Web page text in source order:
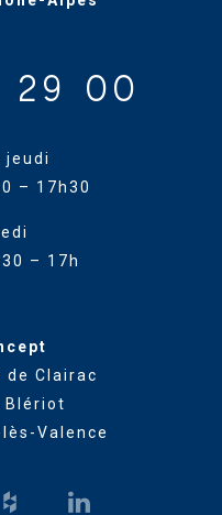
29 00
jeudi
– 17h30
– 17h
de Clairac
Blériot
Valence